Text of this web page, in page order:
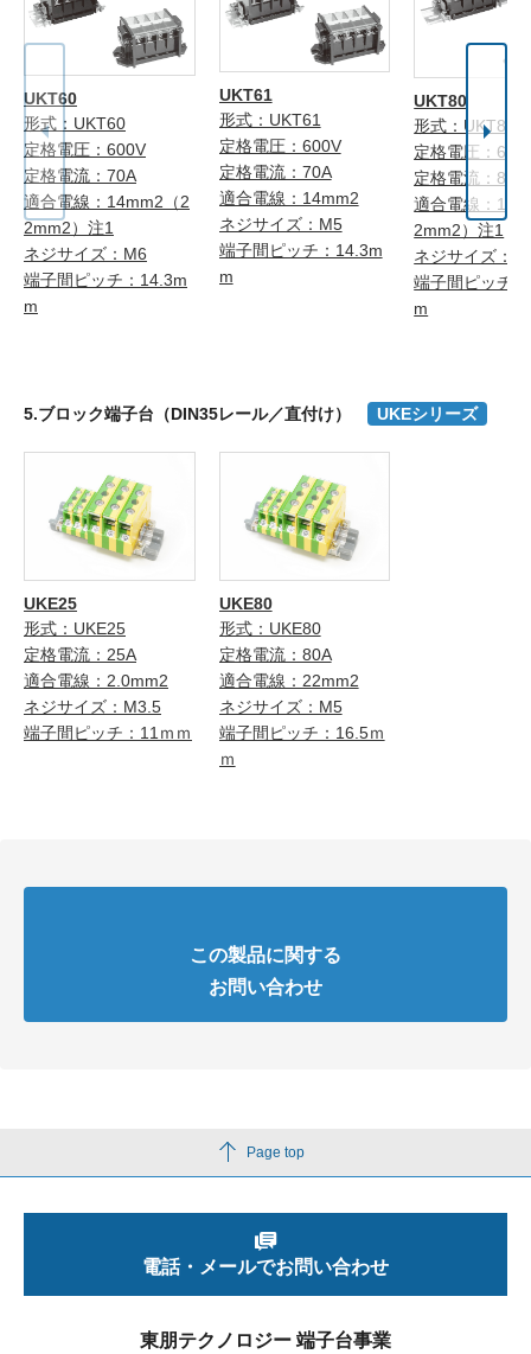
UKT60
形式：UKT60
定格電圧：600V
定格電流：70A
適合電線：14mm2（2
2mm2）注1
ネジサイズ：M6
端子間ピッチ：14.3m
m
UKT61
形式：UKT61
定格電圧：600V
定格電流：70A
適合電線：14mm2
ネジサイズ：M5
端子間ピッチ：14.3m
m
UKT80
形式：UKT80
定格電圧：
定格電流：80A
適合電線：
2mm2）注1
ネジサイズ：
端子間ピッチ
m
5.ブロック端子台（DIN35レール／直付け） UKEシリーズ
UKE25
形式：UKE25
定格電流：25A
適合電線：2.0mm2
ネジサイズ：M3.5
端子間ピッチ：11ｍｍ
UKE80
形式：UKE80
定格電流：80A
適合電線：22mm2
ネジサイズ：M5
端子間ピッチ：16.5ｍ
ｍ
この製品に関する
お問い合わせ
Page top
東朋テクノロジー 端子台事業
電話・メールでお問い合わせ